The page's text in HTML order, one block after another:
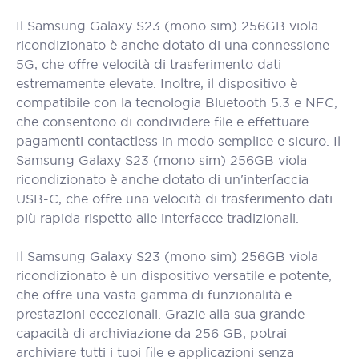
Il Samsung Galaxy S23 (mono sim) 256GB viola
ricondizionato è anche dotato di una connessione
5G, che offre velocità di trasferimento dati
estremamente elevate. Inoltre, il dispositivo è
compatibile con la tecnologia Bluetooth 5.3 e NFC,
che consentono di condividere file e effettuare
pagamenti contactless in modo semplice e sicuro. Il
Samsung Galaxy S23 (mono sim) 256GB viola
ricondizionato è anche dotato di un'interfaccia
USB-C, che offre una velocità di trasferimento dati
più rapida rispetto alle interfacce tradizionali.
Il Samsung Galaxy S23 (mono sim) 256GB viola
ricondizionato è un dispositivo versatile e potente,
che offre una vasta gamma di funzionalità e
prestazioni eccezionali. Grazie alla sua grande
capacità di archiviazione da 256 GB, potrai
archiviare tutti i tuoi file e applicazioni senza